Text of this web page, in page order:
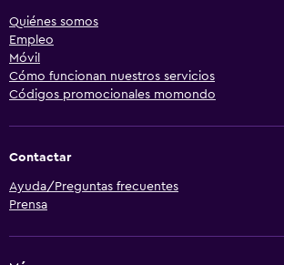
Quiénes somos
Empleo
Móvil
Cómo funcionan nuestros servicios
Códigos promocionales momondo
Contactar
Ayuda/Preguntas frecuentes
Prensa